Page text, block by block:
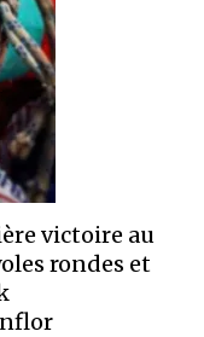
victoire au
rondes et